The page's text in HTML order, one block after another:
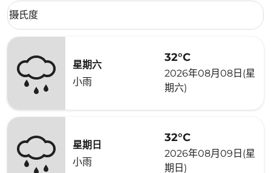
Weather unit option 摄氏度 Selected
摄氏度
keyboard_arrow_down
星期六
小雨
32°C
2026年08月08日(星
期六)
星期日
小雨
32°C
2026年08月09日(星
期日)